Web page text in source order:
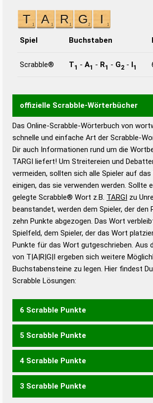
Spiel Buchstaben
Scrabble® T1 - A1 - R1 - G2 - I1
offizielle Scrabble-Wörterbücher
Wortwurzel liefert mit Hilfe eines
Wortanalyse-Algorithmus gute
Wortbedeutung, Worttrennung und
Gültigkeit eines Wortes für das
bestimmen!
zugelassene Turnier
Wörterbücher sind:
Duden –
Duden – Richtiges
Deutsch
Duden – Die
Duden – Deutsches
Das Online-Scrabble-Wörterbuch von
schnelle und einfache Art der Scrabble-
Dir auch Informationen rund um die
TARGI liefert! Um Streitereien und
vermeiden, sollten sich alle Spieler auf
einigen, das sie verwenden werden. Sollte
gelegte Scrabble® Wort z.B. TARGI zu
beanstandet, werden dem Spieler, der
zehn Punkte abgezogen. Das Wort
Spielfeld, dem Spieler, der das Wort
Punkte für das Wort gutgeschrieben. Aus
von T|A|R|G|I ergeben sich weitere
Buchstabensteine zu legen. Hier findest
Scrabble Lösungen:
6 Scrabble Punkte
ARTIG GIRAT TRIGA
5 Scrabble Punkte
GART GRAT GRIT RAGT
4 Scrabble Punkte
GAR GAT RAG TAG RITA
3 Scrabble Punkte